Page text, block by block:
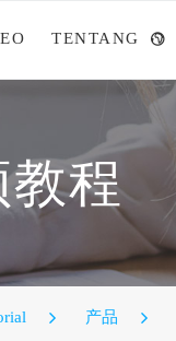
TENTANG
教程
产品